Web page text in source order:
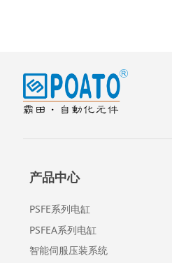
产品中心
PSFE系列电缸
PSFEA系列电缸
智能伺服压装系统